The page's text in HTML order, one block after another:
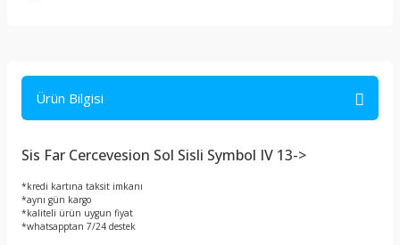
Ürün Bilgisi
Sis Far Cercevesion Sol Sisli Symbol IV 13->
*kredi kartına taksit imkanı
*aynı gün kargo
*kaliteli ürün uygun fiyat
*whatsapptan 7/24 destek